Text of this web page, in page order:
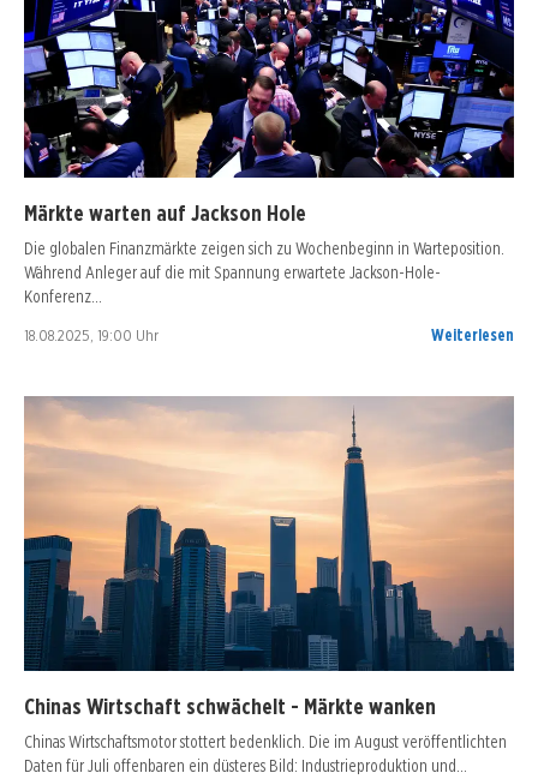
Märkte warten auf Jackson Hole
Die globalen Finanzmärkte zeigen sich zu Wochenbeginn in Warteposition.
Während Anleger auf die mit Spannung erwartete Jackson-Hole-
Konferenz…
18.08.2025, 19:00 Uhr Weiterlesen
Chinas Wirtschaft schwächelt - Märkte wanken
Chinas Wirtschaftsmotor stottert bedenklich. Die im August veröffentlichten
Daten für Juli offenbaren ein düsteres Bild: Industrieproduktion und…